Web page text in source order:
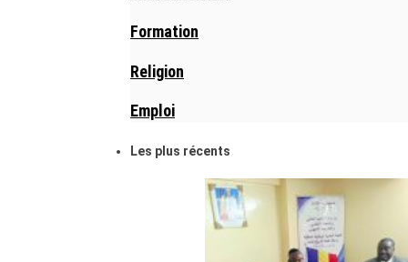
Formation
Religion
Emploi
Les plus récents